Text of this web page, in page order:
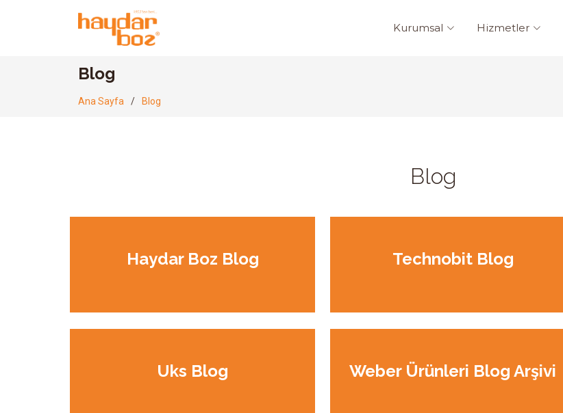
Kurumsal Hizmetler
Blog
Ana Sayfa Blog
Blog
Haydar Boz Blog Technobit Blog
Uks Blog Weber Ürünleri Blog Arşivi